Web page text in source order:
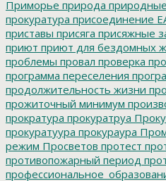
Приморье природа
прокуратура присоединение
приставы присяга присяжные
приют приют для бездомных
проблемы провал проверка
программа переселения
продолжительность жизни
прожиточный минимум
прократура прокуратруа
прокуратуура прокураура
режим Просветов протест
противопожарный период